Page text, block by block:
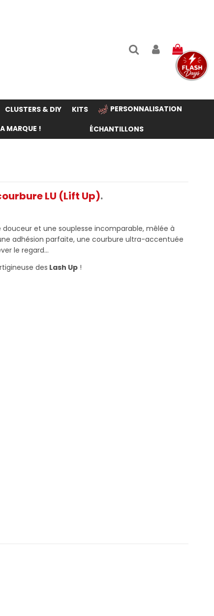
CLUSTERS & DIY KITS
PERSONNALISATION
MARQUE ! ÉCHANTILLONS
LU (Lift Up).
douceur et une souplesse incomparable, mêlée à
adhésion parfaite, une courbure ultra-accentuée
le regard...
des Lash Up !